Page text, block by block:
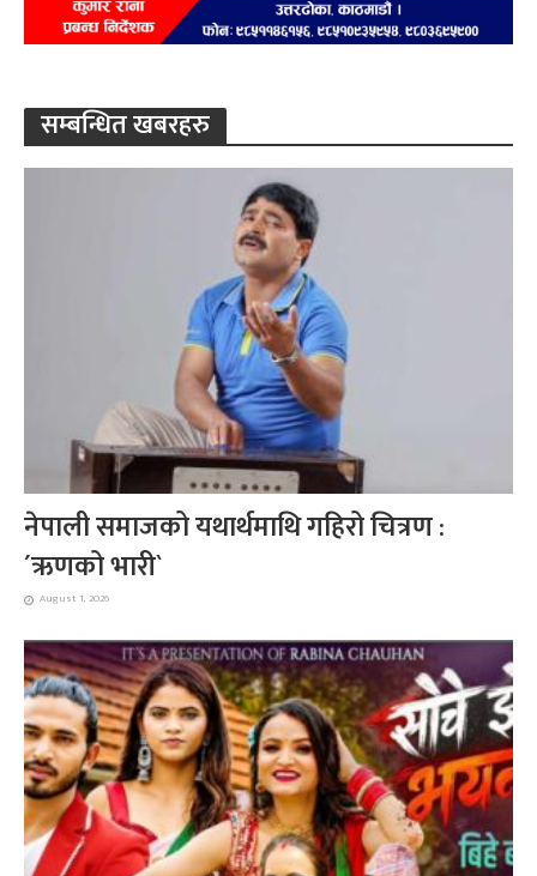
सम्बन्धित खबरहरु
नेपाली समाजको यथार्थमाथि गहिरो चित्रण :
´ऋणको भारी`
August 1, 2026